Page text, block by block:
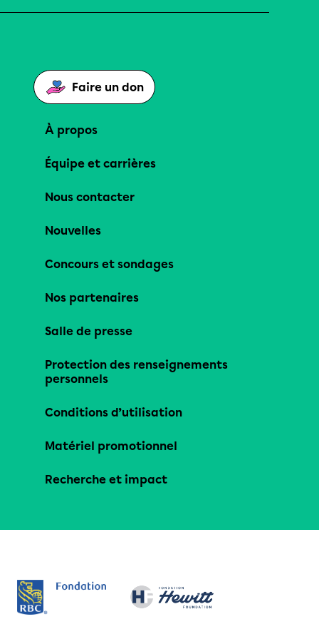
Faire un don
À propos
Équipe et carrières
Nous contacter
Nouvelles
Concours et sondages
Nos partenaires
Salle de presse
Protection des renseignements
personnels
Conditions d’utilisation
Matériel promotionnel
Recherche et impact